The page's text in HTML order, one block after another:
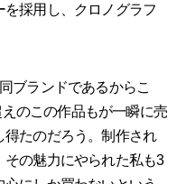
採用し、クロノグラフ
ブランドであるからこ
のこの作品もが一瞬に売
得たのだろう。制作され
の魅力にやられた私も3